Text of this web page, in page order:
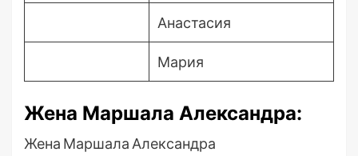
Анастасия
Мария
Жена Маршала Александра:
Жена Маршала Александра